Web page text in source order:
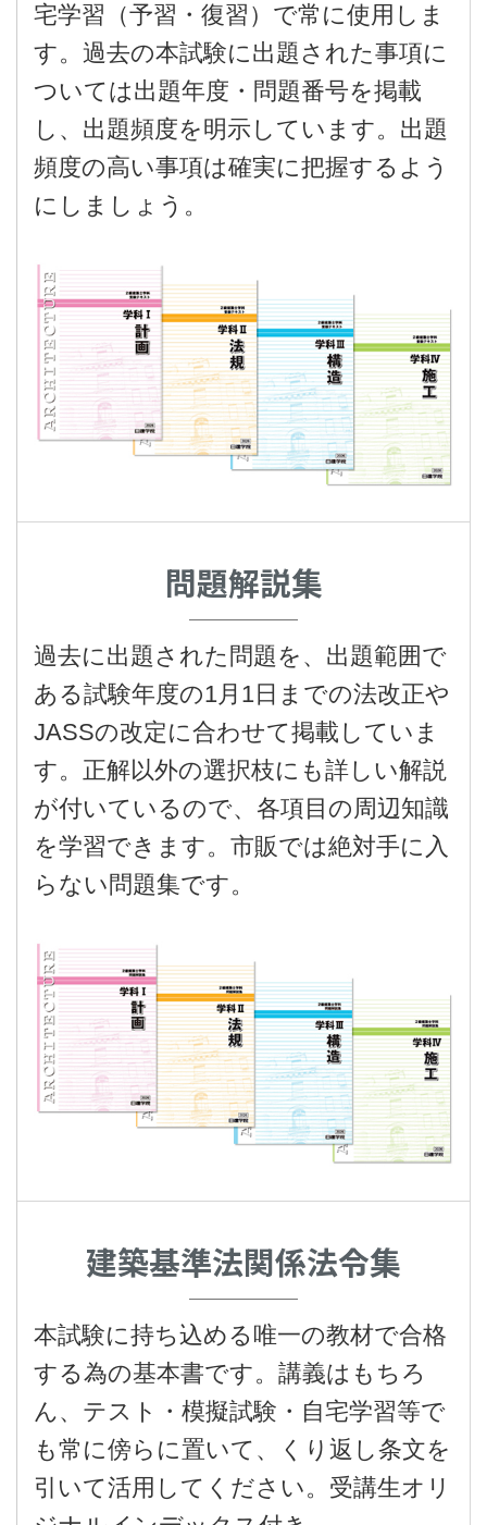
宅学習（予習・復習）で常に使用しま
す。過去の本試験に出題された事項に
ついては出題年度・問題番号を掲載
し、出題頻度を明示しています。出題
頻度の高い事項は確実に把握するよう
にしましょう。
問題解説集
過去に出題された問題を、出題範囲で
ある試験年度の1月1日までの法改正や
JASSの改定に合わせて掲載していま
す。正解以外の選択枝にも詳しい解説
が付いているので、各項目の周辺知識
を学習できます。市販では絶対手に入
らない問題集です。
建築基準法関係法令集
本試験に持ち込める唯一の教材で合格
する為の基本書です。講義はもちろ
ん、テスト・模擬試験・自宅学習等で
も常に傍らに置いて、くり返し条文を
引いて活用してください。受講生オリ